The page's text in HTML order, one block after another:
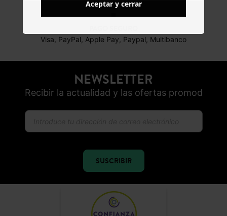
Visa, PayPal, Apple Pay, Paypal, Multibanco
NEWSLETTER
Recibir la actualidad y las ofertas promod
SUSCRIBIR
Aceptar y cerrar